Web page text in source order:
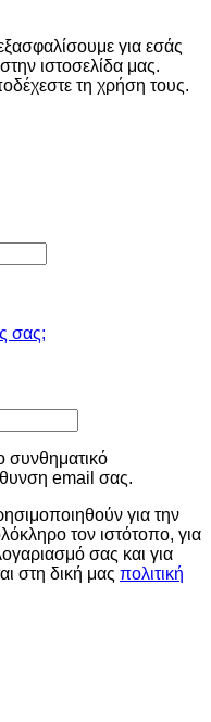
για εσάς
ιστοσελίδα μας.
τη χρήση τους.
σας;
συνθηματικό
email σας.
για την
τον ιστότοπο, για
σας και για
στη δική μας πολιτική